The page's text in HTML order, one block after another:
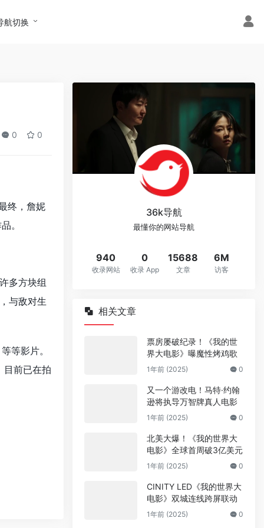
航切换
0 0
终，詹妮
。
多方块组
与敌对生
等影片。
目前已在拍
36k导航
最懂你的网站导航
940
收录网站
0
收录 App
15688
文章
6M
访客
相关文章
票房屡破纪录！《我的世
界大电影》曝魔性烤鸡歌
1年前 (2025) 0
又一个游改电！马特·约翰
逊将执导万智牌真人电影
1年前 (2025) 0
北美大爆！《我的世界大
电影》全球首周破3亿美元
1年前 (2025) 0
CINITY LED《我的世界大
电影》双城连线跨屏联动
1年前 (2025) 0